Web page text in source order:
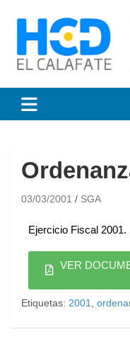
Honorable
03/03/2001 SGA
Ejercicio Fiscal 2001.
VER
Etiquetas: 2001